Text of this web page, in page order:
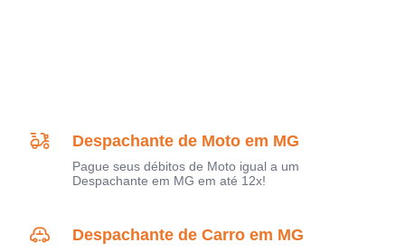
Despachante de Moto em MG
Pague seus débitos de Moto igual a um
Despachante em MG em até 12x!
Despachante de Carro em MG